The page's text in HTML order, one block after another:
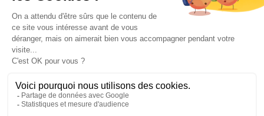
Informations de magasin